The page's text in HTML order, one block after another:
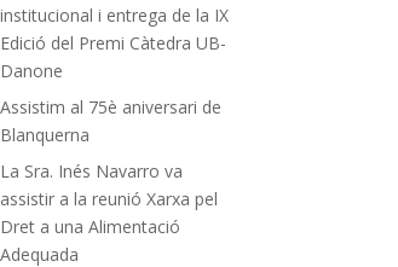
institucional i entrega de la IX
Edició del Premi Càtedra UB-
Danone
Assistim al 75è aniversari de
Blanquerna
La Sra. Inés Navarro va
assistir a la reunió Xarxa pel
Dret a una Alimentació
Adequada